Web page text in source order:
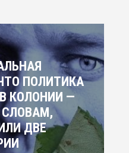
ПОЛИТИКА
КОЛОНИИ —
СЛОВАМ,
ДВЕ